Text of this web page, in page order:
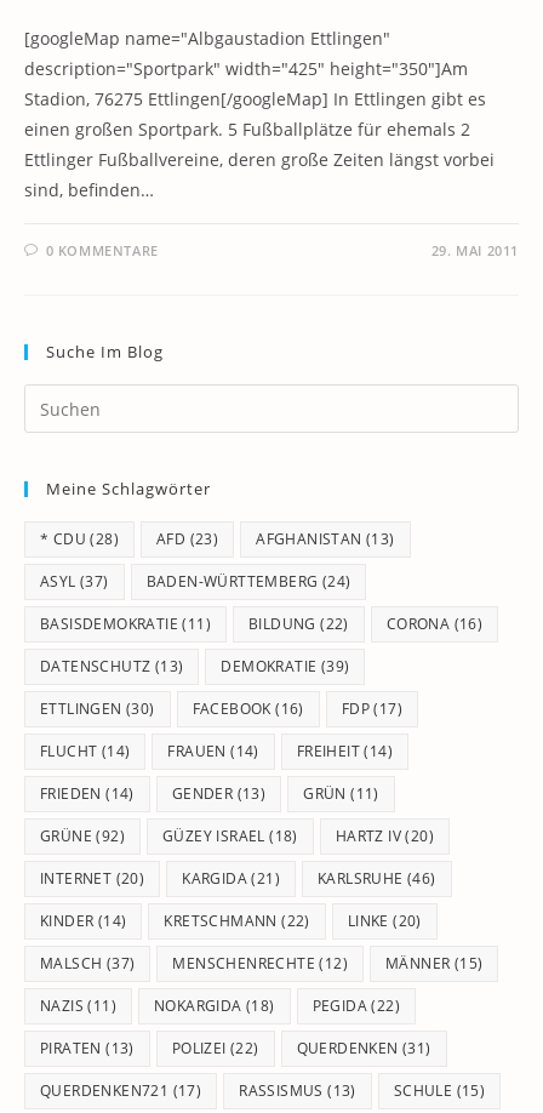
[googleMap name="Albgaustadion Ettlingen"
description="Sportpark" width="425" height="350"]Am
Stadion, 76275 Ettlingen[/googleMap] In Ettlingen gibt es
einen großen Sportpark. 5 Fußballplätze für ehemals 2
Ettlinger Fußballvereine, deren große Zeiten längst vorbei
sind, befinden…
0 KOMMENTARE 29. MAI 2011
Suche Im Blog
Meine Schlagwörter
* CDU (28) AFD (23) AFGHANISTAN (13)
ASYL (37) BADEN-WÜRTTEMBERG (24)
BASISDEMOKRATIE (11) BILDUNG (22) CORONA (16)
DATENSCHUTZ (13) DEMOKRATIE (39)
ETTLINGEN (30) FACEBOOK (16) FDP(17)
FLUCHT (14) FRAUEN (14) FREIHEIT(14)
FRIEDEN (14) GENDER (13) GRÜN (11)
GRÜNE (92) GÜZEY ISRAEL (18) HARTZ IV(20)
INTERNET (20) KARGIDA(21) KARLSRUHE (46)
KINDER (14) KRETSCHMANN (22) LINKE (20)
MALSCH (37) MENSCHENRECHTE (12) MÄNNER (15)
NAZIS (11) NOKARGIDA (18) PEGIDA(22)
PIRATEN (13) POLIZEI (22) QUERDENKEN (31)
QUERDENKEN721 (17) RASSISMUS (13) SCHULE (15)